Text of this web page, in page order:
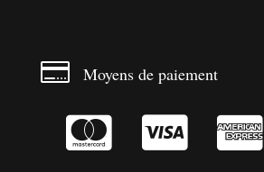
 Moyens de paiement
  